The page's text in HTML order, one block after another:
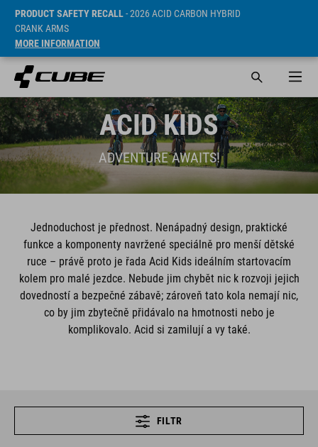
PRODUCT SAFETY RECALL- 2026 ACID CARBON HYBRID
CRANK ARMS
MORE INFORMATION
ACID KIDS
ADVENTURE AWAITS!
Jednoduchost je přednost. Nenápadný design, praktické
funkce a komponenty navržené speciálně pro menší dětské
ruce – právě proto je řada Acid Kids ideálním startovacím
kolem pro malé jezdce. Nebude jim chybět nic k rozvoji jejich
dovedností a bezpečné zábavě; zároveň tato kola nemají nic,
co by jim zbytečně přidávalo na hmotnosti nebo je
komplikovalo. Acid si zamilují a vy také.
FILTR